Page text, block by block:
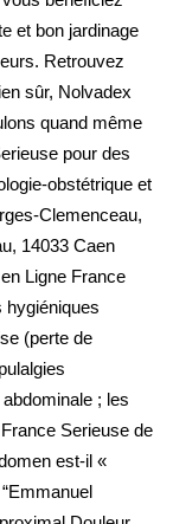
et bon jardinage
Retrouvez
sûr, Nolvadex
quand même
pour des
obstétrique et
Clemenceau,
14033 Caen
Ligne France
hygiéniques
(perte de
; les
Serieuse de
est-il «